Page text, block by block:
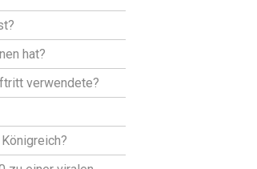
hat?
verwendete?